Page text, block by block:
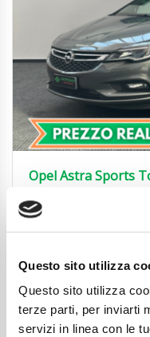
Questo sito utilizza
Questo sito utilizza
terze parti, per inviarti
servizi in linea con le
Opel Astra Sports
7.850
Chilometraggio
Cambio
Normativa Euro